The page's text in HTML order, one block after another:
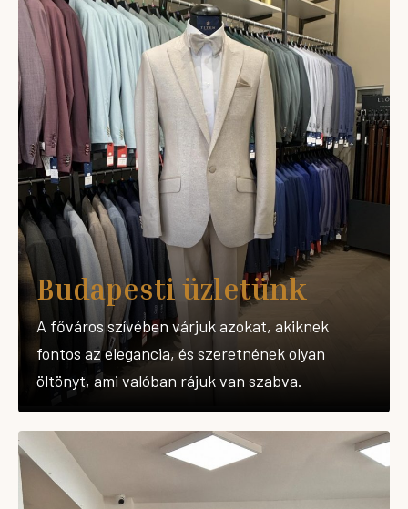
Budapesti üzletünk
A főváros szívében várjuk azokat, akiknek
fontos az elegancia, és szeretnének olyan
öltönyt, ami valóban rájuk van szabva.